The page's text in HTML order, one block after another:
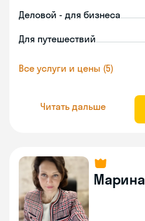
Деловой - для бизнеса
Для путешествий
Все услуги и цены (5)
Читать дальше
Марина